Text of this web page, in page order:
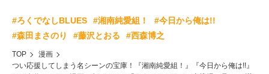
#ろくでなしBLUES #湘南純愛組！
#今日から俺は!!
#森田まさのり
#藤沢とおる #西森博之
TOP
漫画
つい応援してしまう名シーンの宝庫！『湘南純愛組！』『今日から俺は!!』